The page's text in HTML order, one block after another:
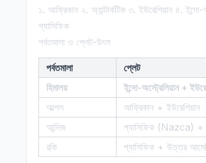
১. আফ্রিকান ২. অ্যান্টার্কটিক ৩. ইউরেশিয়ান ৪.
প্যাসিফিক
পর্বতমালা ও প্লেট-উৎস
পর্বতমালা
প্লেট
হিমালয়
ইন্দো-অস্ট্রেলিয়ান +
আল্পস
আফ্রিকান + ইউরেশিয়ান
আন্দিজ
প্যাসিফিক (Nazca) +
রকি
প্যাসিফিক + উত্তর